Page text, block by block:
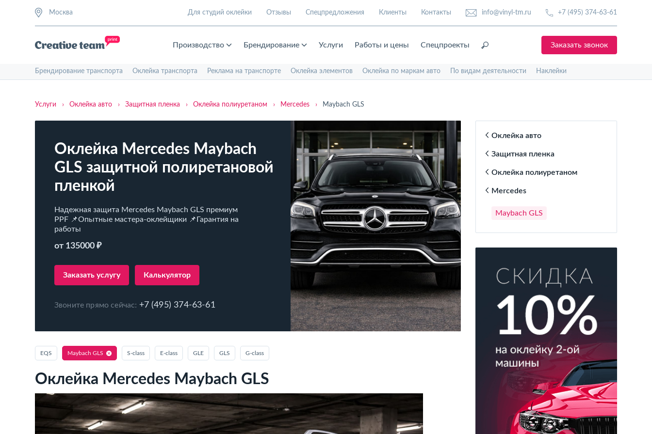
Москва Для студий оклейки Отзывы Спецпредложения Клиенты Контакты info@vinyl-tm.ru +7 (495) 374-63-61
Производство Брендирование Услуги Работы и цены Спецпроекты Заказать звонок
Брендирование транспорта Оклейка транспорта Реклама на транспорте Оклейка элементов Оклейка по маркам авто По видам деятельности Наклейки
Услуги › Оклейка авто › Защитная пленка › Оклейка полиуретаном › Mercedes › Maybach GLS
Оклейка Mercedes Maybach
GLS защитной полиретановой
пленкой
Надежная защита Mercedes Maybach GLS премиум
PPF 📌Опытные мастера-оклейщики 📌Гарантия на
работы
от 135000 ₽
Заказать услугу Калькулятор
Звоните прямо сейчас: +7 (495) 374-63-61
EQS Maybach GLS S‑class E‑class GLE GLS G‑class
Оклейка Mercedes Maybach GLS
Оклейка авто
Защитная пленка
Оклейка полиуретаном
Mercedes
Maybach GLS